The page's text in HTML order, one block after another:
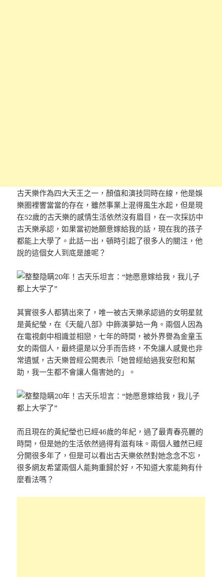
古天樂作為四大天王之一，顏值和演技同時在線，他是娛
樂圈裡響當當的存在，雖然事業上混得風生水起，但是現
在52歲的古天樂的感情生活依然沒有眉目，在一次採訪中
古天樂承認，如果當初她願意嫁給我的話，現在我的孩子
都能上大學了。此話一出，頓時引起了很多人的關注，他
說的這個女人到底是誰呢？
其實很多人都猜出來了，唯一被古天樂承認過的女明星就
是黃紀瑩，在《天龍八部》中飾演夢姑一角。兩個人因為
在電視劇中相識並相戀，七年的時間，被外界譽為金童玉
女的兩個人，最終還是以分手而告終，不免讓人感覺也非
常遺憾，古天樂曾經公開表示「她曾經給過我安慰和幫
助，我一生都不會讓人傷害她的」。
而且現在的黃紀瑩也已經46歲的年紀，過了最青春亮麗的
時間，但是她的生活依然過得有滋有味。兩個人雖然已經
分開很多年了，但是可以看出古天樂依然對她念念不忘，
很多網友希望兩個人能夠重歸於好，不知道大家能夠有什
麼看法嗎？